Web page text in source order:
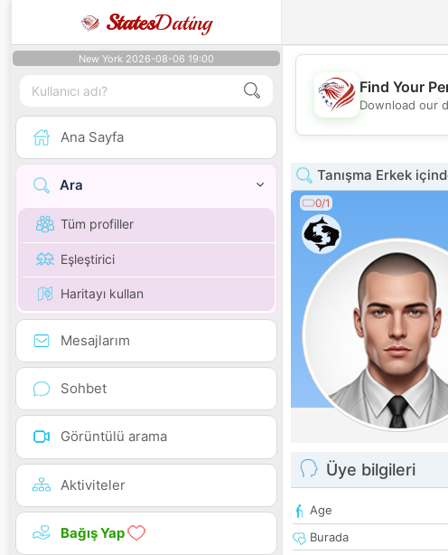
StatesDating
New York 2026-08-06 19:00
Ana Sayfa
Ara
Tüm profiller
Eşleştirici
Haritayı kullan
Mesajlarım
Sohbet
Görüntülü arama
Aktiviteler
Bağış Yap
💖
Find Your
Download our
Tanışma Erkek
0/1
Üye bilgileri
Age
Burada